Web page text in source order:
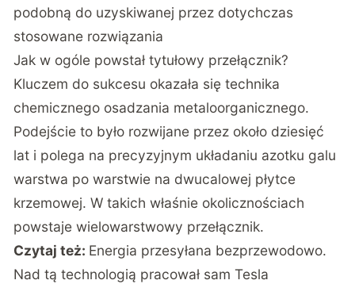
podobną do uzyskiwanej przez dotychczas
stosowane rozwiązania
Jak w ogóle powstał tytułowy przełącznik?
Kluczem do sukcesu okazała się technika
chemicznego osadzania metaloorganicznego.
Podejście to było rozwijane przez około dziesięć
lat i polega na precyzyjnym układaniu azotku galu
warstwa po warstwie na dwucalowej płytce
krzemowej. W takich właśnie okolicznościach
powstaje wielowarstwowy przełącznik.
Czytaj też: Energia przesyłana bezprzewodowo.
Nad tą technologią pracował sam Tesla